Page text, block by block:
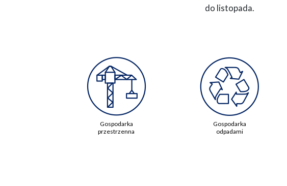
do listopada.
Gospodarka
przestrzenna
Gospodarka
odpadami